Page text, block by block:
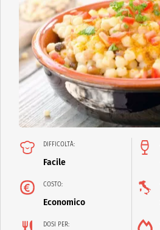
DIFFICOLTÀ:
Facile
COSTO:
Economico
DOSI PER: